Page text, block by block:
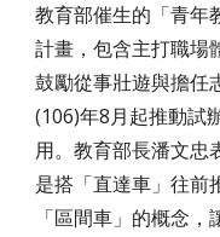
教育部催生的「青年
計畫，包含主打職場
鼓勵從事壯遊與擔任
(106)年8月起推動試
用。教育部長潘文忠
是搭「直達車」往前
「區間車」的概念